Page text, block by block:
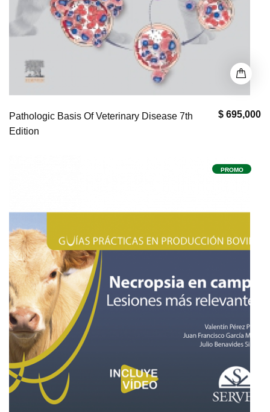
$ 695,000
Pathologic Basis Of Veterinary Disease 7th
Edition
PROMO